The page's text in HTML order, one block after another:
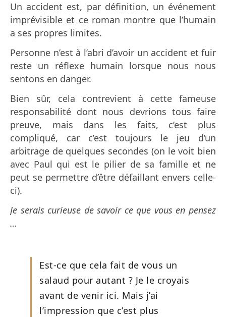
Un accident est, par définition, un événement
imprévisible et ce roman montre que l’humain
a ses propres limites.
Personne n’est à l’abri d’avoir un accident et fuir
reste un réflexe humain lorsque nous nous
sentons en danger.
Bien sûr, cela contrevient à cette fameuse
responsabilité dont nous devrions tous faire
preuve, mais dans les faits, c’est plus
compliqué, car c’est toujours le jeu d’un
arbitrage de quelques secondes (on le voit bien
avec Paul qui est le pilier de sa famille et ne
peut se permettre d’être défaillant envers celle-
ci).
Je serais curieuse de savoir ce que vous en pensez
…
Est-ce que cela fait de vous un
salaud pour autant ? Je le croyais
avant de venir ici. Mais j’ai
l’impression que c’est plus